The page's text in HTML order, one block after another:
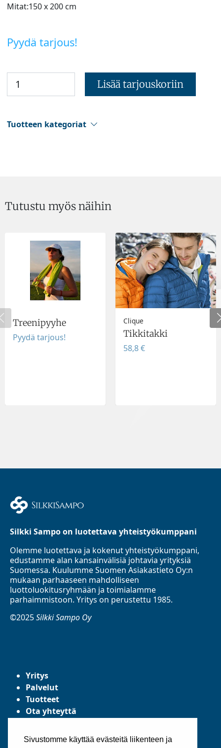
Sivustomme käyttää evästeitä liikenteen ja
Mitat:150 x 200 cm
Pyydä tarjous!
Lisää tarjouskoriin
Tuotteen kategoriat
Tutustu myös näihin
Treenipyyhe
Pyydä tarjous!
Clique
Tikkitakki
58,8 €
Silkki Sampo on luotettava yhteistyökumppani
Olemme luotettava ja kokenut yhteistyökumppani,
edustamme alan kansainvälisiä johtavia yrityksiä
Suomessa. Kuulumme Suomen Asiakastieto Oy:n
mukaan parhaaseen mahdolliseen
luottoluokitusryhmään ja toimialamme
parhaimmistoon. Yritys on perustettu 1985.
©2025Silkki Sampo Oy
Yritys
Palvelut
Tuotteet
Ota yhteyttä
Yleiset toimitusehdot